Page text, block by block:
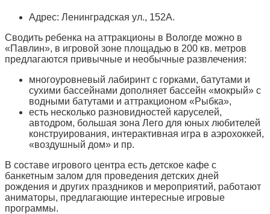
Адрес: Ленинградская ул., 152А.
Сводить ребенка на аттракционы в Вологде можно в
«Павлин», в игровой зоне площадью в 200 кв. метров
предлагаются привычные и необычные развлечения:
многоуровневый лабиринт с горками, батутами и
сухими бассейнами дополняет бассейн «мокрый» с
водными батутами и аттракционом «Рыбка»,
есть несколько разновидностей каруселей,
автодром, большая зона Лего для юных любителей
конструирования, интерактивная игра в аэрохоккей,
«воздушный дом» и пр.
В составе игрового центра есть детское кафе с
банкетным залом для проведения детских дней
рождения и других праздников и мероприятий, работают
аниматоры, предлагающие интересные игровые
программы.